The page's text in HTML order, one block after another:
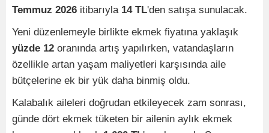
Temmuz 2026 itibarıyla 14 TL'den satışa sunulacak.
Yeni düzenlemeyle birlikte ekmek fiyatına yaklaşık
yüzde 12 oranında artış yapılırken, vatandaşların
özellikle artan yaşam maliyetleri karşısında aile
bütçelerine ek bir yük daha binmiş oldu.
Kalabalık aileleri doğrudan etkileyecek zam sonrası,
günde dört ekmek tüketen bir ailenin aylık ekmek